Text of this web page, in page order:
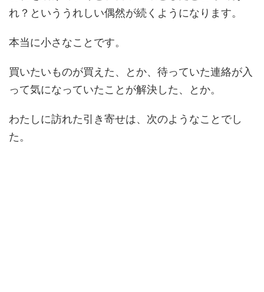
れ？といううれしい偶然が続くようになります。
本当に小さなことです。
買いたいものが買えた、とか、待っていた連絡が入
って気になっていたことが解決した、とか。
わたしに訪れた引き寄せは、次のようなことでし
た。